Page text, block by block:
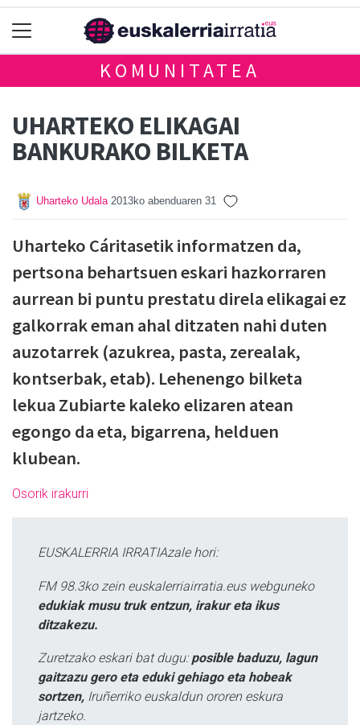
KOMUNITATEA
UHARTEKO ELIKAGAI
BANKURAKO BILKETA
Uharteko Udala 2013ko abenduaren 31
Uharteko Cáritasetik informatzen da,
pertsona behartsuen eskari hazkorraren
aurrean bi puntu prestatu direla elikagai ez
galkorrak eman ahal ditzaten nahi duten
auzotarrek (azukrea, pasta, zerealak,
kontserbak, etab). Lehenengo bilketa
lekua Zubiarte kaleko elizaren atean
egongo da eta, bigarrena, helduen
klubean.
Osorik irakurri
EUSKALERRIA IRRATIAzale hori:
FM 98.3ko zein euskalerriairratia.eus webguneko
edukiak musu truk entzun, irakur eta ikus
ditzakezu.
Zuretzako eskari bat dugu: posible baduzu, lagun
gaitzazu gero eta eduki gehiago eta hobeak
sortzen, Iruñerriko euskaldun ororen eskura
jartzeko.